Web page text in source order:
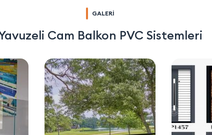
GALERİ
Cam Balkon PVC Sistemleri